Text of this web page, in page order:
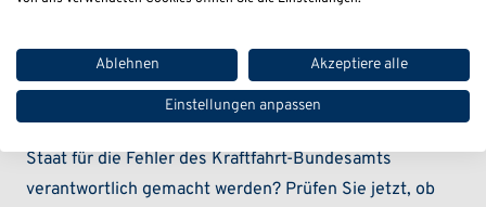
Stilllegungen näher rücken und Hersteller kaum noch
haften.
Doch eröffnet sich jetzt eineneue Chance: Kann der
Staat für die Fehler des Kraftfahrt-Bundesamts
verantwortlich gemacht werden? Prüfen Sie jetzt, ob
Ablehnen Akzeptiere alle
Einstellungen anpassen